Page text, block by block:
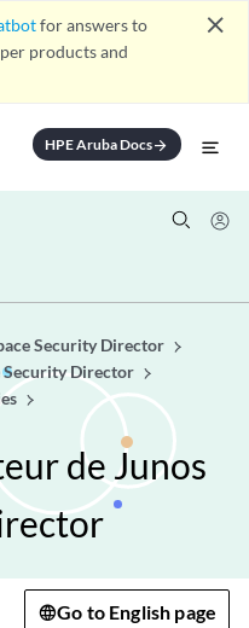
for answers to
products and
close
HPE Aruba Docsarrow_forward
Security Director
Security Director
de Junos
Go to English page